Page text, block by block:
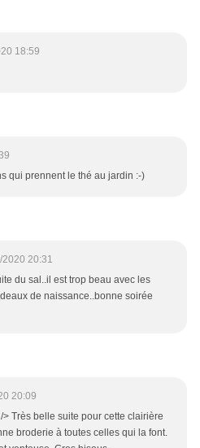
18:59
qui prennent le thé au jardin :-)
2020 20:31
du sal..il est trop beau avec les
de naissance..bonne soirée
20:09
> Très belle suite pour cette clairière
broderie à toutes celles qui la font.